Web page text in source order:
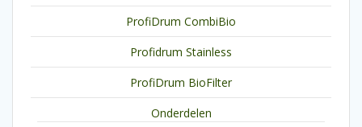
ProfiDrum CombiBio
Profidrum Stainless
ProfiDrum BioFilter
Onderdelen